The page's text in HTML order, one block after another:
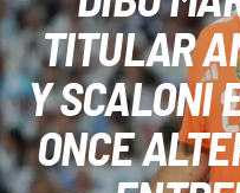
TITULAR
Y SCALONI
ONCE